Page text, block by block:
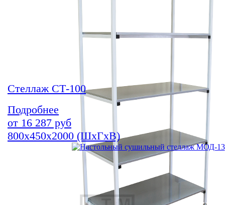
Стеллаж СТ-100
Подробнее
от 16 287 руб
800х450х2000 (ШхГхВ)